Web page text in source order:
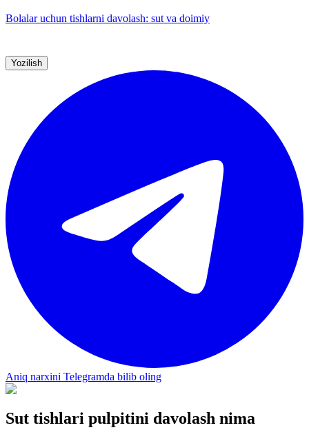
Bolalar uchun tishlarni davolash: sut va doimiy
Yozilish
Aniq narxini Telegramda bilib oling
Sut tishlari pulpitini davolash nima